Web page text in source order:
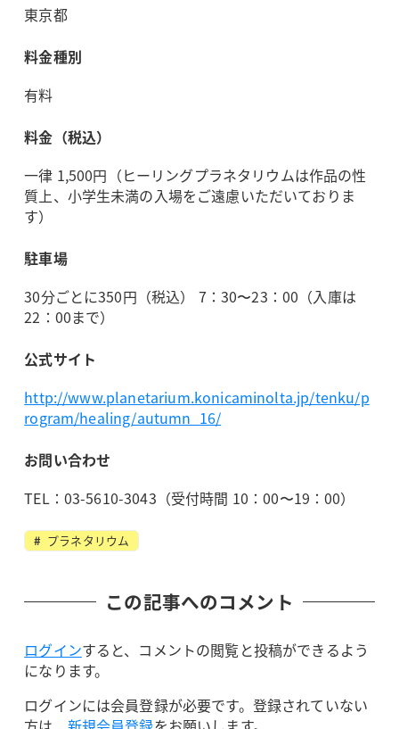
東京都
料金種別
有料
料金（税込）
一律 1,500円（ヒーリングプラネタリウムは作品の性
質上、小学生未満の入場をご遠慮いただいておりま
す）
駐車場
30分ごとに350円（税込） 7：30〜23：00（入庫は
22：00まで）
公式サイト
http://www.planetarium.konicaminolta.jp/tenku/p
rogram/healing/autumn_16/
お問い合わせ
TEL：03-5610-3043（受付時間 10：00〜19：00）
プラネタリウム
この記事へのコメント
ログインすると、コメントの閲覧と投稿ができるよう
になります。
ログインには会員登録が必要です。登録されていない